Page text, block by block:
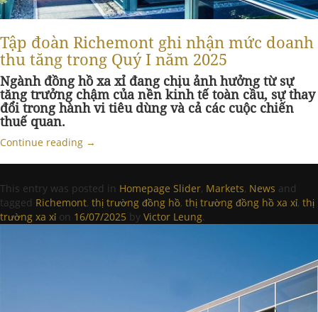
Tập đoàn Richemont ghi nhận mức doanh
thu tăng trong Quý I năm 2025
Ngành đồng hồ xa xỉ đang chịu ảnh hưởng từ sự
tăng trưởng chậm của nền kinh tế toàn cầu, sự thay
đổi trong hành vi tiêu dùng và cả các cuộc chiến
thuế quan.
Continue reading →
This entry was posted in Homepage Slider, Markets, News and
tagged Richemont, thị trường đồng hồ, thị trường đồng hồ xa xỉ, thị
trường xa xỉ on 16/07/2025 by Victor Leung.